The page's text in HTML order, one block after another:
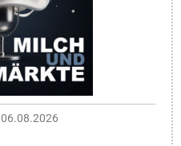
06.08.2026